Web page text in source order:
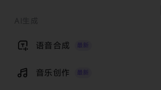
语音合成 最新
音乐创作 最新